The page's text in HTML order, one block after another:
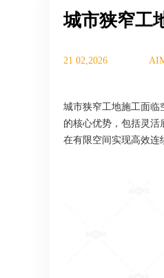
城市狭窄工
21 02,2026
城市狭窄工地施工面临
的核心优势，包括灵活
在有限空间实现高效连